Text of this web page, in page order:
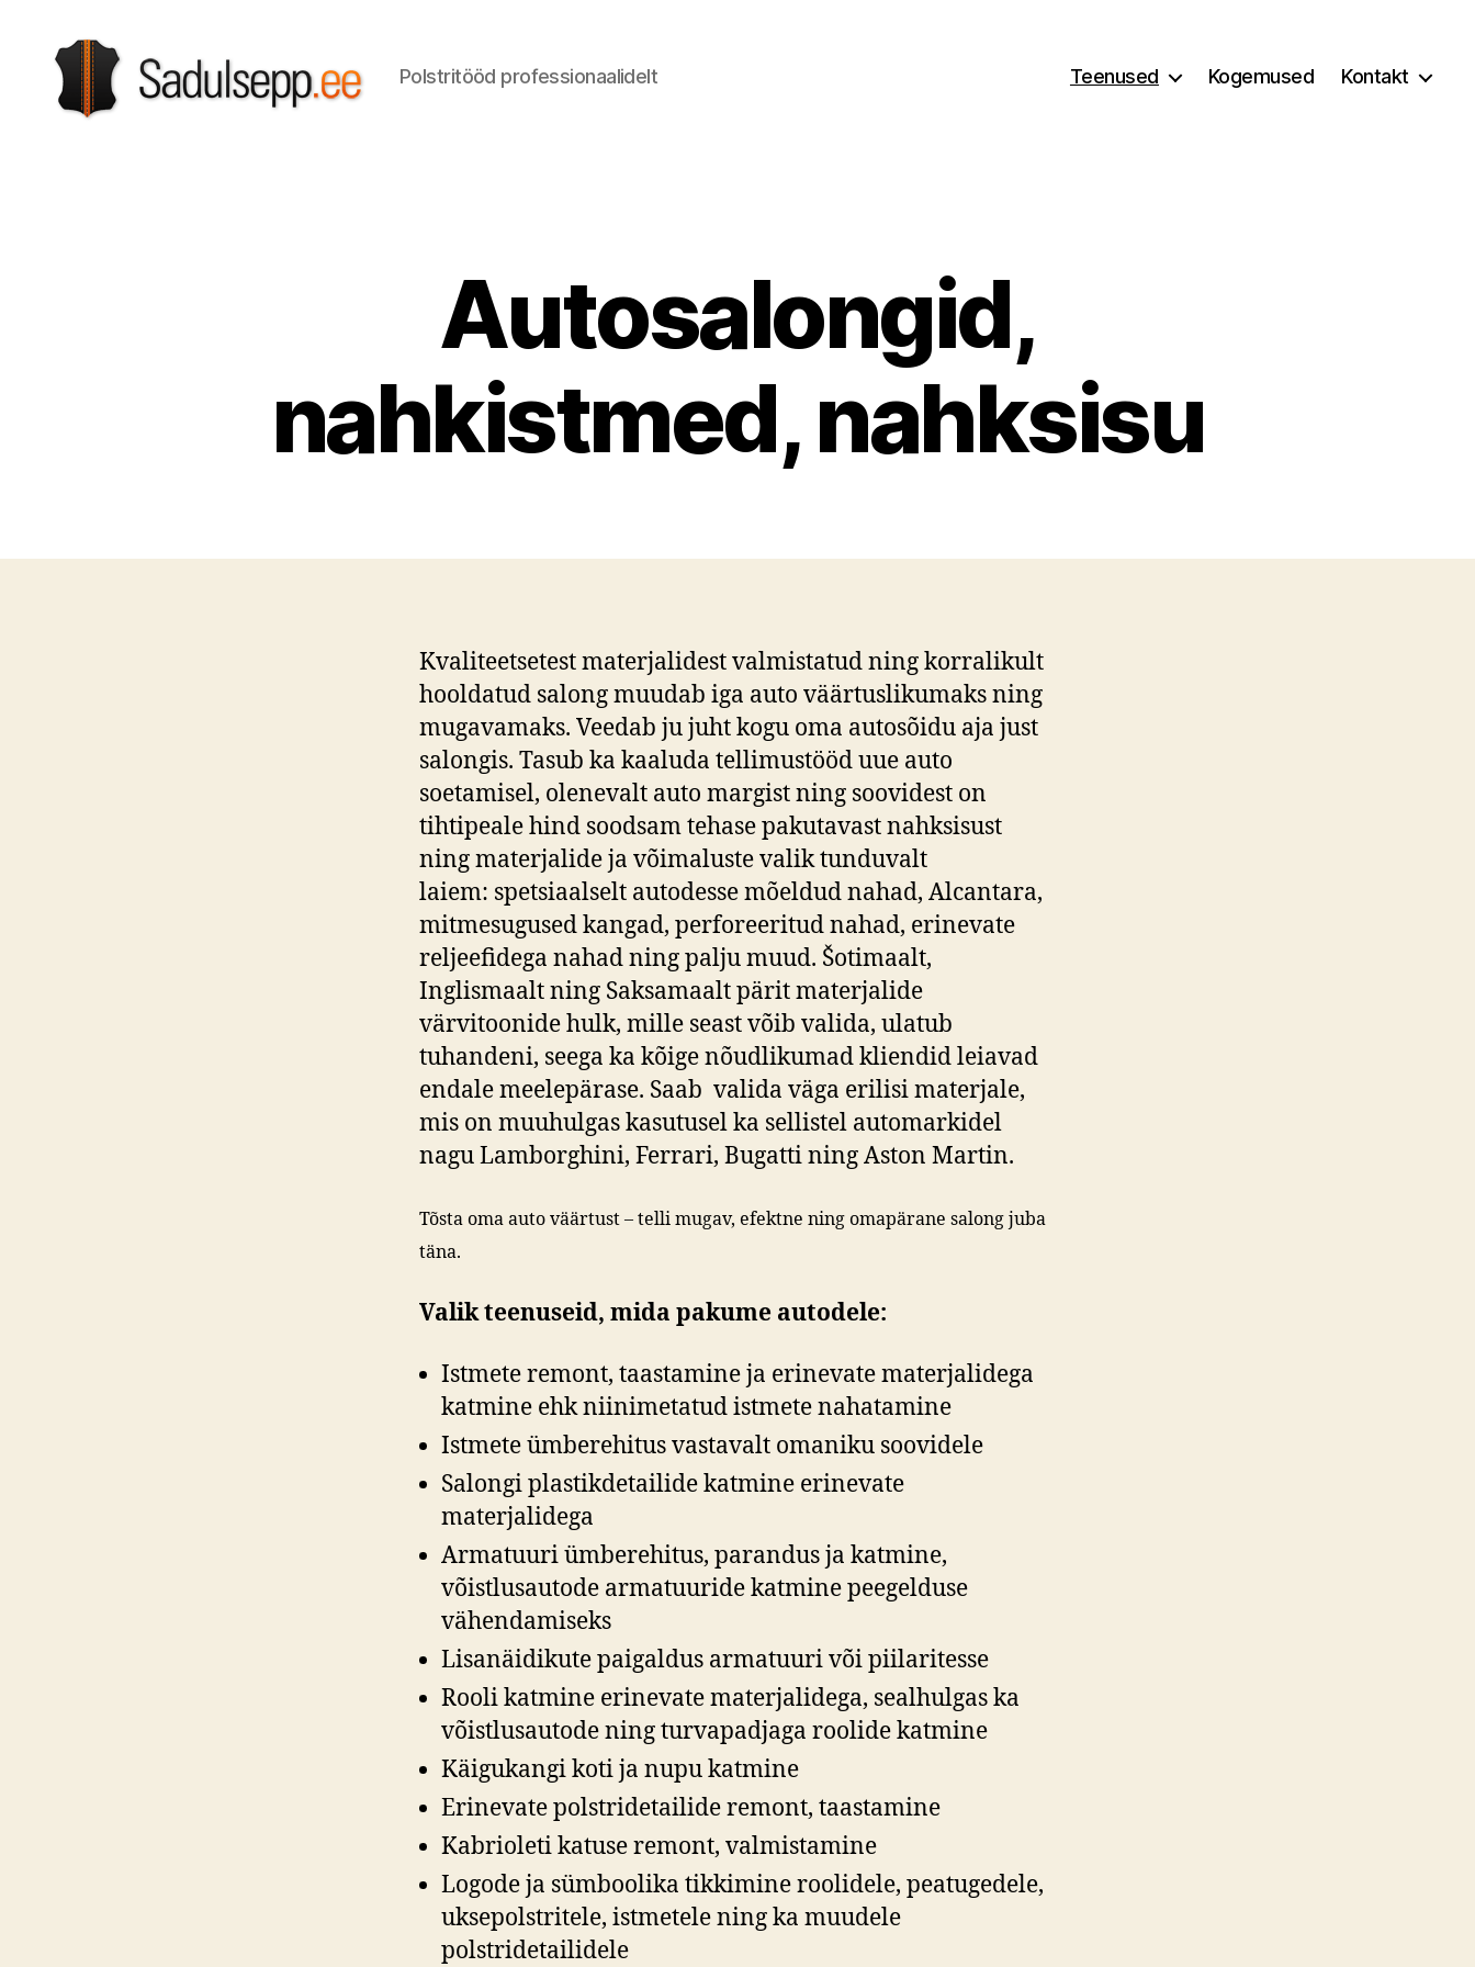
Polstritööd professionaalidelt Teenused Kogemused Kontakt
Autosalongid,
nahkistmed, nahksisu
Kvaliteetsetest materjalidest valmistatud ning korralikult
hooldatud salong muudab iga auto väärtuslikumaks ning
mugavamaks. Veedab ju juht kogu oma autosõidu aja just
salongis. Tasub ka kaaluda tellimustööd uue auto
soetamisel, olenevalt auto margist ning soovidest on
tihtipeale hind soodsam tehase pakutavast nahksisust
ning materjalide ja võimaluste valik tunduvalt
laiem: spetsiaalselt autodesse mõeldud nahad, Alcantara,
mitmesugused kangad, perforeeritud nahad, erinevate
reljeefidega nahad ning palju muud. Šotimaalt,
Inglismaalt ning Saksamaalt pärit materjalide
värvitoonide hulk, mille seast võib valida, ulatub
tuhandeni, seega ka kõige nõudlikumad kliendid leiavad
endale meelepärase. Saab valida väga erilisi materjale,
mis on muuhulgas kasutusel ka sellistel automarkidel
nagu Lamborghini, Ferrari, Bugatti ning Aston Martin.
Tõsta oma auto väärtust – telli mugav, efektne ning omapärane salong juba
täna.
Valik teenuseid, mida pakume autodele:
Istmete remont, taastamine ja erinevate materjalidega
katmine ehk niinimetatud istmete nahatamine
Istmete ümberehitus vastavalt omaniku soovidele
Salongi plastikdetailide katmine erinevate
materjalidega
Armatuuri ümberehitus, parandus ja katmine,
võistlusautode armatuuride katmine peegelduse
vähendamiseks
Lisanäidikute paigaldus armatuuri või piilaritesse
Rooli katmine erinevate materjalidega, sealhulgas ka
võistlusautode ning turvapadjaga roolide katmine
Käigukangi koti ja nupu katmine
Erinevate polstridetailide remont, taastamine
Kabrioleti katuse remont, valmistamine
Logode ja sümboolika tikkimine roolidele, peatugedele,
uksepolstritele, istmetele ning ka muudele
polstridetailidele